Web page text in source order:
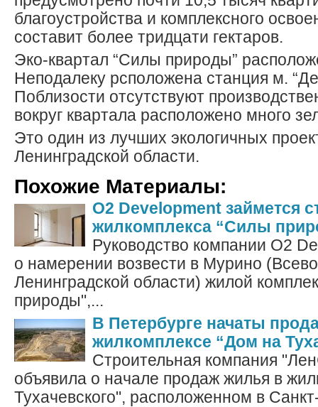
благоустройства и комплексного
составит более тридцати гектаров.
Эко-квартал “Силы природы”
Неподалеку рсположена станция м.
Поблизости отсутствуют
вокруг квартала расположено много
Это один из лучших экологичных
Ленинградской области.
Похожие Материалы:
O2 Development займется
жилкомплекса “Силы
Руководство компании O2
о намерении возвести в Мурино
Ленинградской области) жилой
природы",...
В Петербурге начаты
жилкомплексе “Дом на
Строительная компания
объявила о начале продаж жилья в
Тухачевского", расположенном в